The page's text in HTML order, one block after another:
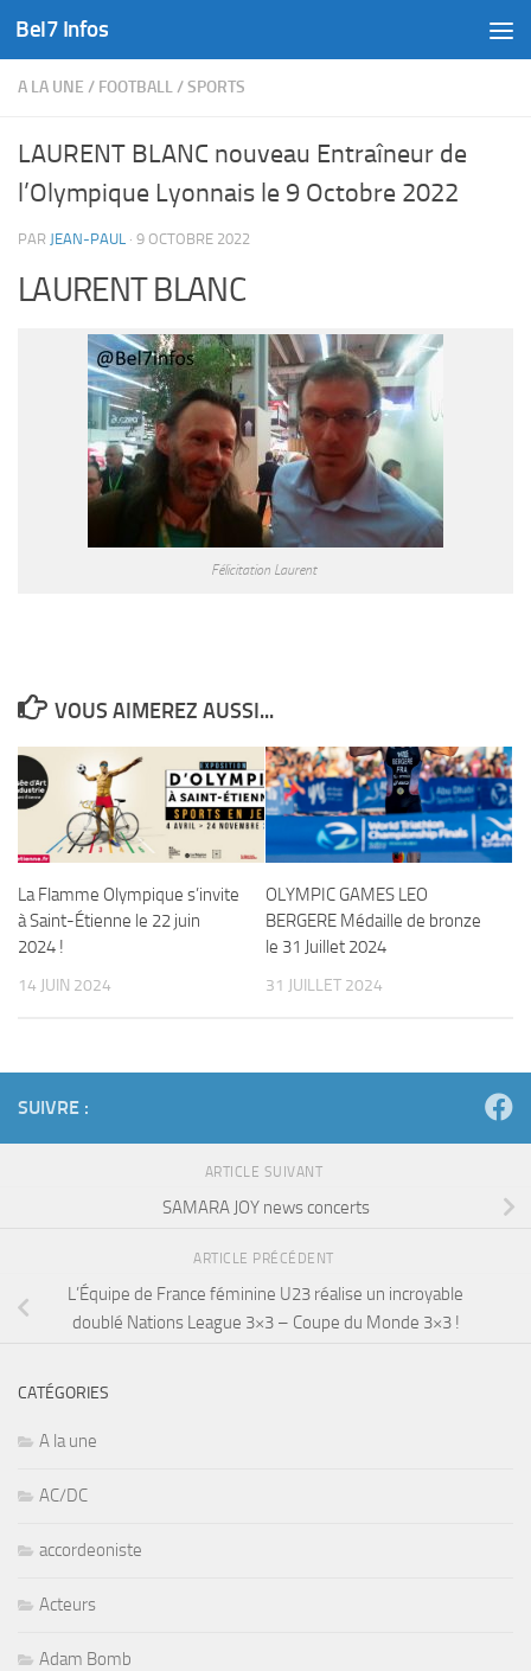
Skip to content
Bel7 Infos
A LA UNE / FOOTBALL/SPORTS
LAURENT BLANC nouveau Entraîneur de
l’Olympique Lyonnais le 9 Octobre 2022
PAR JEAN-PAUL · 9 OCTOBRE 2022
LAURENT BLANC
Félicitation Laurent
VOUS AIMEREZ AUSSI...
La Flamme Olympique s’invite
à Saint-Étienne le 22 juin
2024 !
14 JUIN 2024
OLYMPIC GAMES LEO
BERGERE Médaille de bronze
le 31 Juillet 2024
31 JUILLET 2024
SUIVRE :
ARTICLE SUIVANT
SAMARA JOY news concerts
ARTICLE PRÉCÉDENT
L’Équipe de France féminine U23 réalise un incroyable
doublé Nations League 3×3 – Coupe du Monde 3×3 !
CATÉGORIES
A la une
AC/DC
accordeoniste
Acteurs
Adam Bomb